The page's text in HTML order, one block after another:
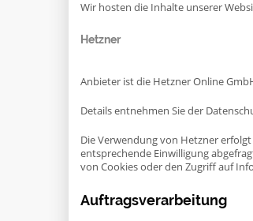
Wir hosten die Inhalte unserer
Hetzner
Anbieter ist die Hetzner Online
Details entnehmen Sie der
Die Verwendung von Hetzner
entsprechende Einwilligung
von Cookies oder den Zugriff auf
Auftragsverarbeitung